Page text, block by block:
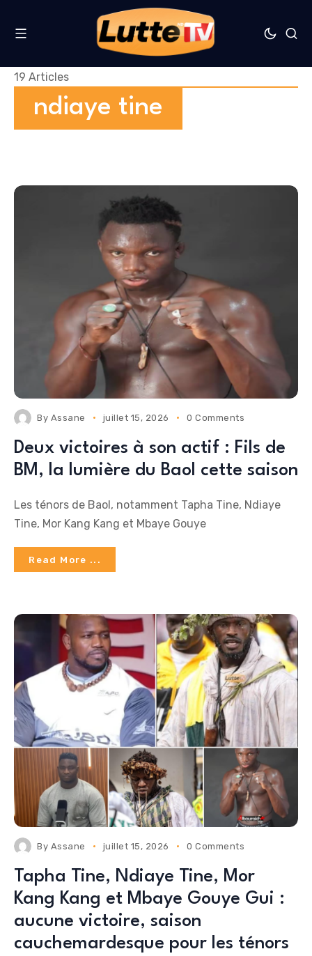
ndiaye tine
19 Articles
By Assane juillet 15, 2026 0 Comments
Deux victoires à son actif : Fils de
BM, la lumière du Baol cette saison
Les ténors de Baol, notamment Tapha Tine, Ndiaye
Tine, Mor Kang Kang et Mbaye Gouye
Read More ...
By Assane juillet 15, 2026 0 Comments
Tapha Tine, Ndiaye Tine, Mor
Kang Kang et Mbaye Gouye Gui :
aucune victoire, saison
cauchemardesque pour les ténors